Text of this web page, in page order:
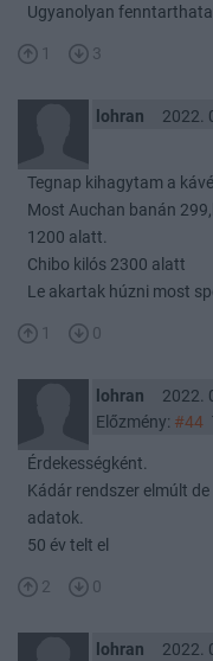
Ugyanolyan
1 3
lohran 2022.
Tegnap kihagytam a
Most Auchan banán
1200 alatt.
Chibo kilós 2300 alatt
Le akartak húzni most
1 0
lohran
2022.
Előzmény: #44
Érdekességként.
Kádár rendszer elmúlt
adatok.
50 év telt el
2 0
lohran
2022.